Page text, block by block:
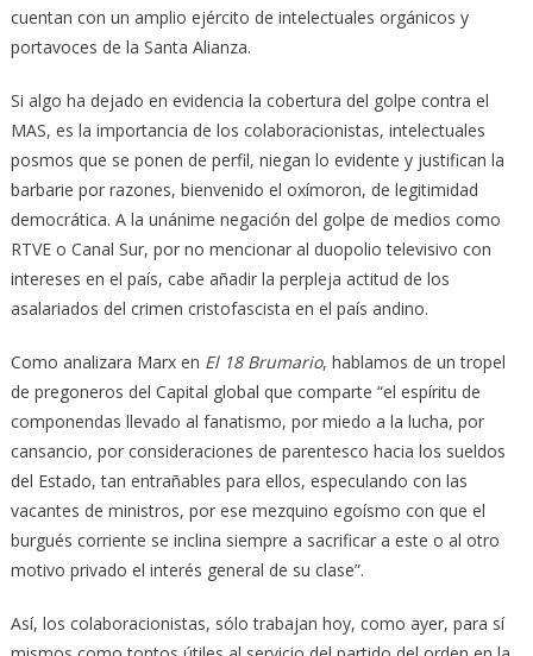
cuentan con un amplio ejército de intelectuales orgánicos y
portavoces de la Santa Alianza.
Si algo ha dejado en evidencia la cobertura del golpe contra el
MAS, es la importancia de los colaboracionistas, intelectuales
posmos que se ponen de perfil, niegan lo evidente y justifican la
barbarie por razones, bienvenido el oxímoron, de legitimidad
democrática. A la unánime negación del golpe de medios como
RTVE o Canal Sur, por no mencionar al duopolio televisivo con
intereses en el país, cabe añadir la perpleja actitud de los
asalariados del crimen cristofascista en el país andino.
Como analizara Marx en El 18 Brumario, hablamos de un tropel
de pregoneros del Capital global que comparte “el espíritu de
componendas llevado al fanatismo, por miedo a la lucha, por
cansancio, por consideraciones de parentesco hacia los sueldos
del Estado, tan entrañables para ellos, especulando con las
vacantes de ministros, por ese mezquino egoísmo con que el
burgués corriente se inclina siempre a sacrificar a este o al otro
motivo privado el interés general de su clase”.
Así, los colaboracionistas, sólo trabajan hoy, como ayer, para sí